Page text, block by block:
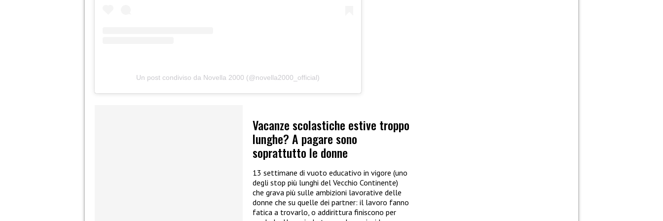
Un post condiviso da Novella 2000 (@novella2000_official)
Vacanze scolastiche estive troppo
lunghe? A pagare sono
soprattutto le donne
13 settimane di vuoto educativo in vigore (uno
degli stop più lunghi del Vecchio Continente)
che grava più sulle ambizioni lavorative delle
donne che su quelle dei partner: il lavoro fanno
fatica a trovarlo, o addirittura finiscono per